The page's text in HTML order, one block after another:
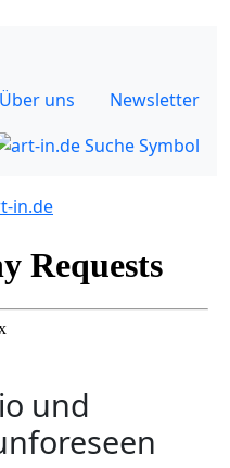
Über uns Newsletter
und